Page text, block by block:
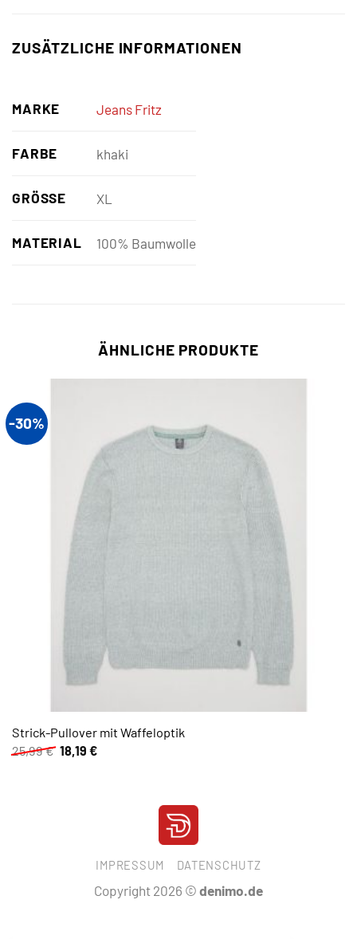
ZUSÄTZLICHE INFORMATIONEN
MARKE Jeans Fritz
FARBE khaki
GRÖSSE XL
MATERIAL 100% Baumwolle
ÄHNLICHE PRODUKTE
-30%
Strick-Pullover mit Waffeloptik
25,99€ Ursprünglicher
Preis
18,19 €Aktueller
IMPRESSUM DATENSCHUTZ
Copyright 2026 © denimo.de